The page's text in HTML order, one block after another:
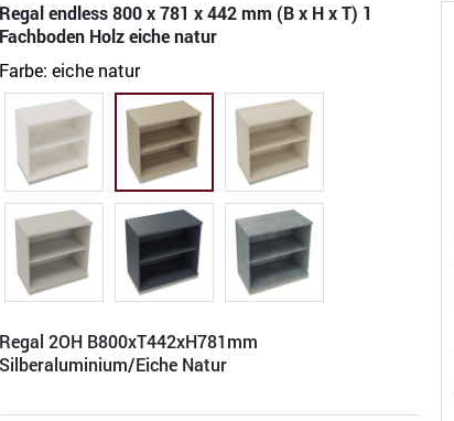
Regal endless 800 x 781 x 442 mm (B x H x T) 1
Fachboden Holz eiche natur
Farbe: eiche natur
Regal 2OH B800xT442xH781mm
Silberaluminium/Eiche Natur